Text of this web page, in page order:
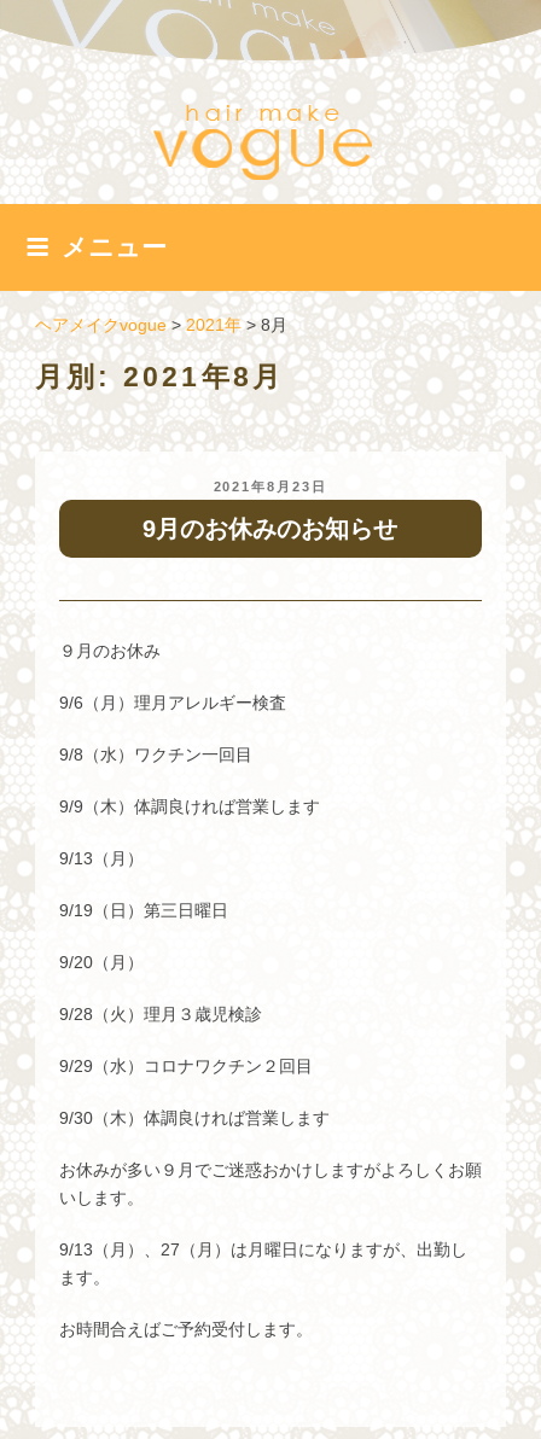
ン
テ
ツ
へ
ス
キ
メニュー
ヘアメイクvogue>2021年>8月
月別: 2021年8月
投
日:
2021年8月23日
9月のお休みのお知らせ
９月のお休み
9/6（月）理月アレルギー検査
9/8（水）ワクチン一回目
9/9（木）体調良ければ営業します
9/13（月）
9/19（日）第三日曜日
9/20（月）
9/28（火）理月３歳児検診
9/29（水）コロナワクチン２回目
9/30（木）体調良ければ営業します
お休みが多い９月でご迷惑おかけしますがよろしくお願
いします。
9/13（月）、27（月）は月曜日になりますが、出勤し
ます。
お時間合えばご予約受付します。